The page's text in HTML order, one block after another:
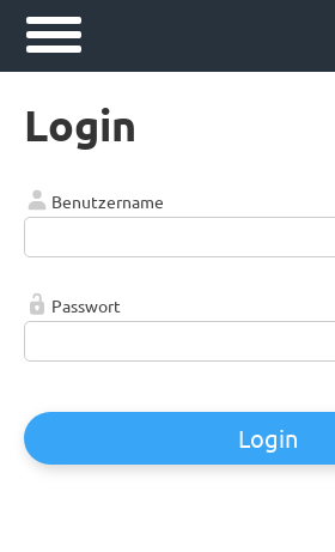
Login
Benutzername
Passwort
Login